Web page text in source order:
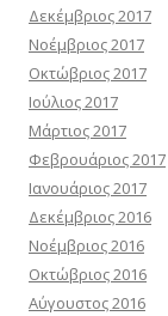
Δεκέμβριος 2017
Νοέμβριος 2017
Οκτώβριος 2017
Ιούλιος 2017
Μάρτιος 2017
Φεβρουάριος 2017
Ιανουάριος 2017
Δεκέμβριος 2016
Νοέμβριος 2016
Οκτώβριος 2016
Αύγουστος 2016